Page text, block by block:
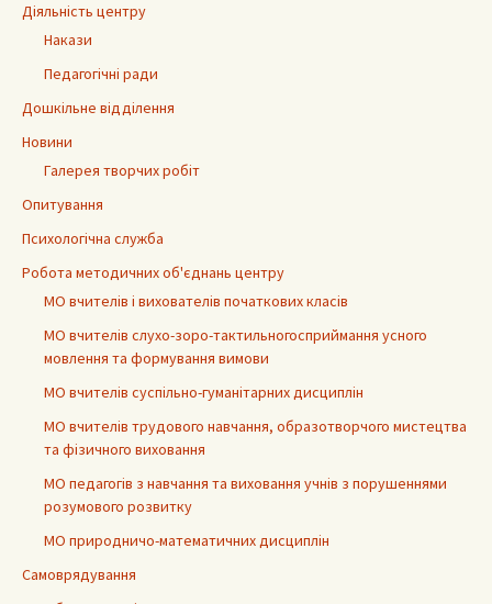
Діяльність центру
Накази
Педагогічні ради
Дошкільне відділення
Новини
Галерея творчих робіт
Опитування
Психологічна служба
Робота методичних об'єднань центру
МО вчителів і вихователів початкових класів
МО вчителів слухо-зоро-тактильногосприймання усного
мовлення та формування вимови
МО вчителів суспільно-гуманітарних дисциплін
МО вчителів трудового навчання, образотворчого мистецтва
та фізичного виховання
МО педагогів з навчання та виховання учнів з порушеннями
розумового розвитку
МО природничо-математичних дисциплін
Самоврядування